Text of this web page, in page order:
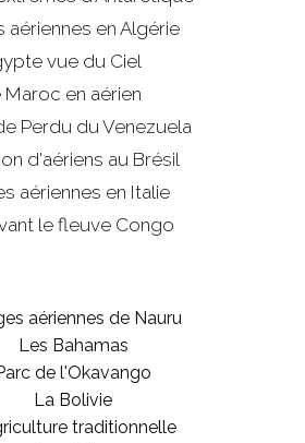
aériennes en Algérie
vue du Ciel
Maroc en aérien
Perdu du Venezuela
d'aériens au Brésil
aériennes en Italie
le fleuve Congo
aériennes de Nauru
Les Bahamas
de l'Okavango
La Bolivie
traditionnelle